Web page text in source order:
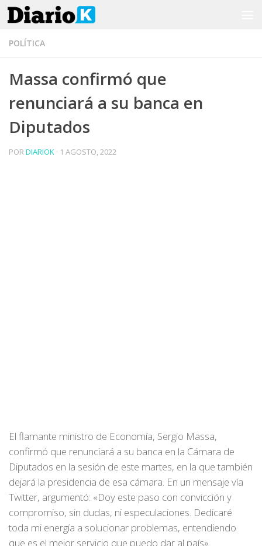
Saltar al contenido
POLÍTICA
Massa confirmó que
renunciará a su banca en
Diputados
PORDIARIOK · 1 AGOSTO, 2022
El flamante ministro de Economía, Sergio Massa,
confirmó que renunciará a su banca en la Cámara de
Diputados en la sesión de este martes, en la que también
dejará la presidencia de esa cámara. En un mensaje vía
Twitter, argumentó: «Doy este paso con convicción y
compromiso, sin dudas, ni especulaciones. Dedicaré
toda mi energía a solucionar problemas, entendiendo
que es el mejor servicio que puedo dar al país».